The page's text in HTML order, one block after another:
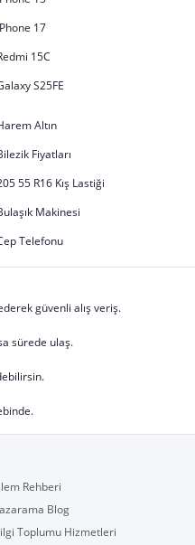
17
15C
S25FE
Altın
Fiyatları
55 R16 Kış Lastiği
Makinesi
Telefonu
güvenli alış veriş.
sürede ulaş.
Rehberi
Blog
Toplumu Hizmetleri